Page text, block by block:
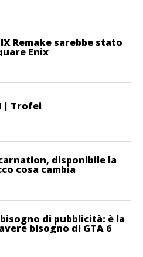
Remake sarebbe stato
Enix
| Trofei
disponibile la
cosa cambia
bisogno di pubblicità: è la
bisogno di GTA 6